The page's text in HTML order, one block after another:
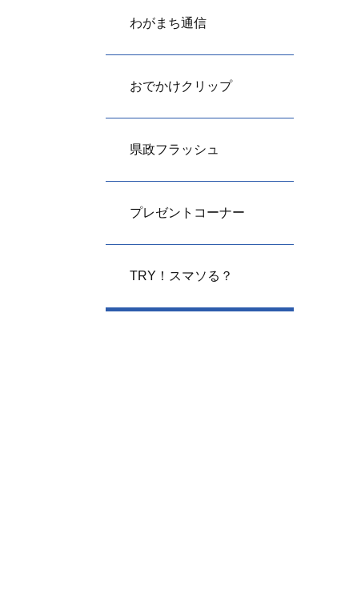
わがまち通信
おでかけクリップ
県政フラッシュ
プレゼントコーナー
TRY！スマソる？